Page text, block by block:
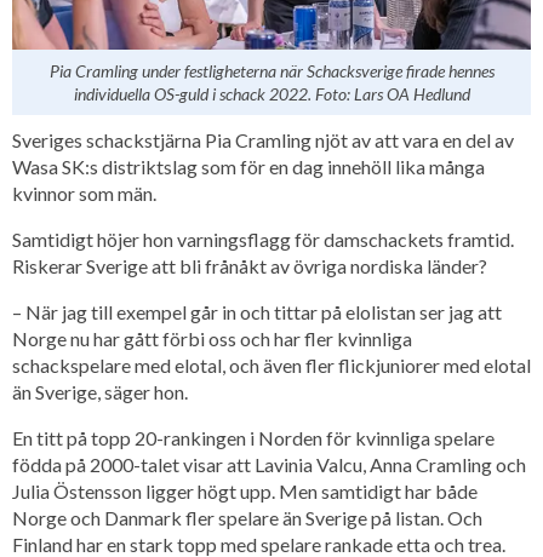
Pia Cramling under festligheterna när Schacksverige firade hennes
individuella OS-guld i schack 2022. Foto: Lars OA Hedlund
Sveriges schackstjärna Pia Cramling njöt av att vara en del av
Wasa SK:s distriktslag som för en dag innehöll lika många
kvinnor som män.
Samtidigt höjer hon varningsflagg för damschackets framtid.
Riskerar Sverige att bli frånåkt av övriga nordiska länder?
– När jag till exempel går in och tittar på elolistan ser jag att
Norge nu har gått förbi oss och har fler kvinnliga
schackspelare med elotal, och även fler flickjuniorer med elotal
än Sverige, säger hon.
En titt på topp 20-rankingen i Norden för kvinnliga spelare
födda på 2000-talet visar att Lavinia Valcu, Anna Cramling och
Julia Östensson ligger högt upp. Men samtidigt har både
Norge och Danmark fler spelare än Sverige på listan. Och
Finland har en stark topp med spelare rankade etta och trea.